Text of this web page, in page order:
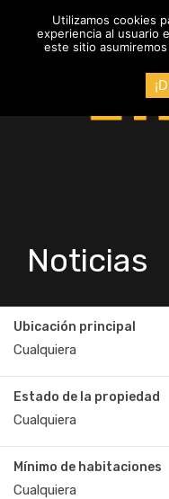
Noticias
Ubicación principal
Cualquiera
Estado de la propiedad
Cualquiera
Mínimo de habitaciones
Cualquiera
Utilizamos cookies
experiencia al usuario
este sitio